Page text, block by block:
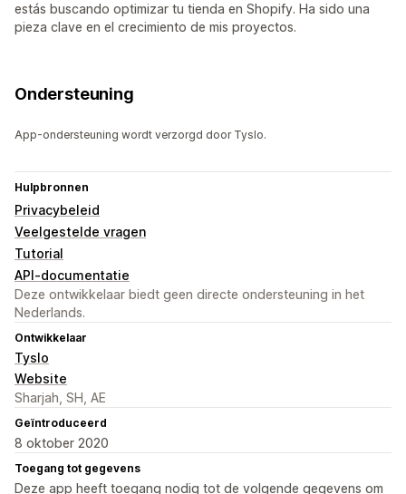
estás buscando optimizar tu tienda en Shopify. Ha sido una
pieza clave en el crecimiento de mis proyectos.
Ondersteuning
App-ondersteuning wordt verzorgd door Tyslo.
Hulpbronnen
Privacybeleid
Veelgestelde vragen
Tutorial
API-documentatie
Deze ontwikkelaar biedt geen directe ondersteuning in het
Nederlands.
Ontwikkelaar
Tyslo
Website
Sharjah, SH, AE
Geïntroduceerd
8 oktober 2020
Toegang tot gegevens
Deze app heeft toegang nodig tot de volgende gegevens om